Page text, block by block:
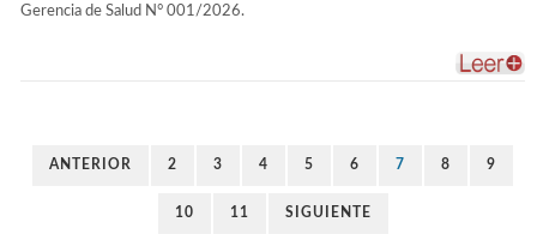
Gerencia de Salud N° 001/2026.
ANTERIOR 2 3 4 5 6 7 8 9
10 11 SIGUIENTE